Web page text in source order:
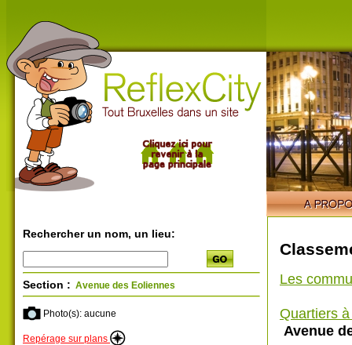
Rechercher un nom, un lieu:
Section : Avenue des Eoliennes
Photo(s): aucune
Repérage sur plans
Les
Quartiers
Avenue